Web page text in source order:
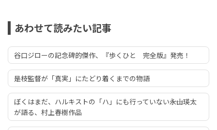
あわせて読みたい記事
谷口ジローの記念碑的傑作、『歩くひと 完全版』発売！
是枝監督が「真実」にたどり着くまでの物語
ぼくはまだ、ハルキストの「ハ」にも行っていない――永山瑛太
が語る、村上春樹作品